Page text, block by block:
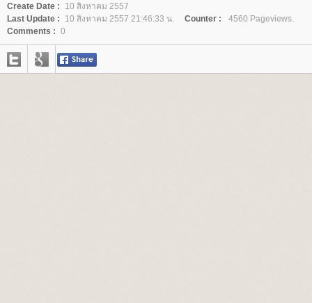
Create Date :
10 สิงหาคม 2557
Last Update :
10 สิงหาคม 2557 21:46:33 น. Counter :
4560 Pageviews.
Comments : 0